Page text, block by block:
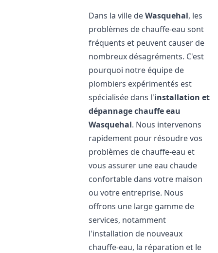
Dans la ville deWasquehal, les
problèmes de chauffe-eau sont
fréquents et peuvent causer de
nombreux désagréments. C'est
pourquoi notre équipe de
plombiers expérimentés est
spécialisée dans l'installation et
dépannage chauffe eau
Wasquehal. Nous intervenons
rapidement pour résoudre vos
problèmes de chauffe-eau et
vous assurer une eau chaude
confortable dans votre maison
ou votre entreprise. Nous
offrons une large gamme de
services, notamment
l'installation de nouveaux
chauffe-eau, la réparation et le